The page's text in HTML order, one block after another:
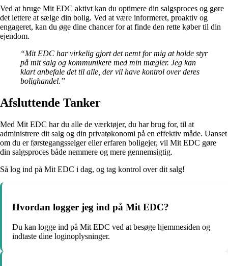
Ved at bruge Mit EDC aktivt kan du optimere din salgsproces og gøre
det lettere at sælge din bolig. Ved at være informeret, proaktiv og
engageret, kan du øge dine chancer for at finde den rette køber til din
ejendom.
“Mit EDC har virkelig gjort det nemt for mig at holde styr
på mit salg og kommunikere med min mægler. Jeg kan
klart anbefale det til alle, der vil have kontrol over deres
bolighandel.”
Afsluttende Tanker
Med Mit EDC har du alle de værktøjer, du har brug for, til at
administrere dit salg og din privatøkonomi på en effektiv måde. Uanset
om du er førstegangsselger eller erfaren boligejer, vil Mit EDC gøre
din salgsproces både nemmere og mere gennemsigtig.
Så log ind på Mit EDC i dag, og tag kontrol over dit salg!
Hvordan logger jeg ind på Mit EDC?
Du kan logge ind på Mit EDC ved at besøge hjemmesiden og
indtaste dine loginoplysninger.